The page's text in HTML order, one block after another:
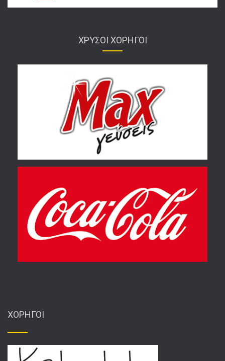
ΧΡΥΣΟΙ ΧΟΡΗΓΟΙ
ΧΟΡΗΓΟΙ